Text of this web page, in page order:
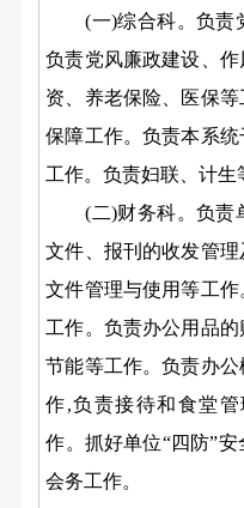
(一)综合科。负责党
负责党风廉政建设、
资、养老保险、医保
保障工作。负责本系
工作。负责妇联、计生
(二)财务科。负责
文件、报刊的收发管理
文件管理与使用等工
工作。负责办公用品
节能等工作。负责办
作,负责接待和食堂
作。抓好单位“四防”
会务工作。